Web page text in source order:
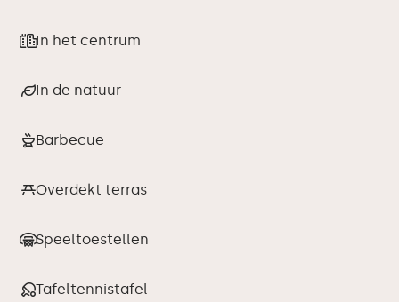
In het centrum
In de natuur
Barbecue
Overdekt terras
Speeltoestellen
Tafeltennistafel